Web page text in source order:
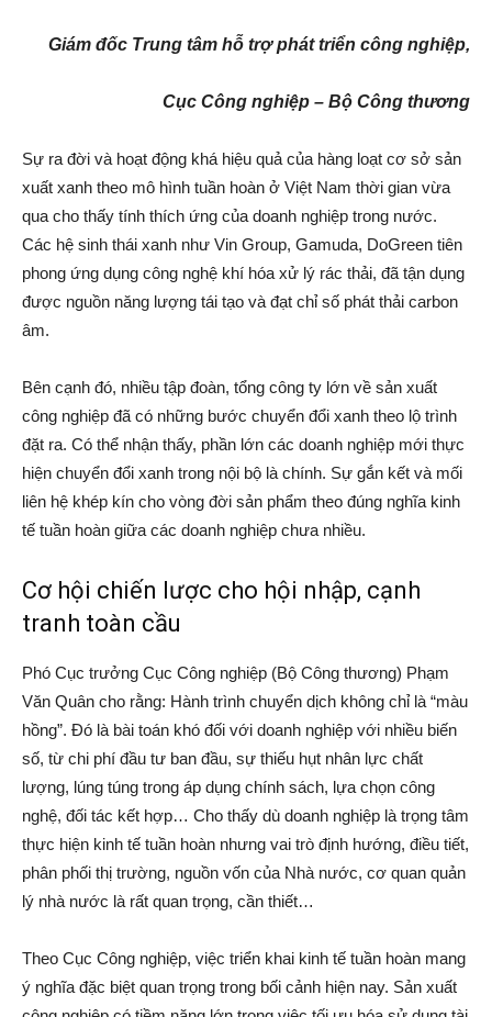
Giám đốc Trung tâm hỗ trợ phát triển công nghiệp,
Cục Công nghiệp – Bộ Công thương
Sự ra đời và hoạt động khá hiệu quả của hàng loạt cơ sở sản
xuất xanh theo mô hình tuần hoàn ở Việt Nam thời gian vừa
qua cho thấy tính thích ứng của doanh nghiệp trong nước.
Các hệ sinh thái xanh như Vin Group, Gamuda, DoGreen tiên
phong ứng dụng công nghệ khí hóa xử lý rác thải, đã tận dụng
được nguồn năng lượng tái tạo và đạt chỉ số phát thải carbon
âm.
Bên cạnh đó, nhiều tập đoàn, tổng công ty lớn về sản xuất
công nghiệp đã có những bước chuyển đổi xanh theo lộ trình
đặt ra. Có thể nhận thấy, phần lớn các doanh nghiệp mới thực
hiện chuyển đổi xanh trong nội bộ là chính. Sự gắn kết và mối
liên hệ khép kín cho vòng đời sản phẩm theo đúng nghĩa kinh
tế tuần hoàn giữa các doanh nghiệp chưa nhiều.
Cơ hội chiến lược cho hội nhập, cạnh
tranh toàn cầu
Phó Cục trưởng Cục Công nghiệp (Bộ Công thương) Phạm
Văn Quân cho rằng: Hành trình chuyển dịch không chỉ là “màu
hồng”. Đó là bài toán khó đối với doanh nghiệp với nhiều biến
số, từ chi phí đầu tư ban đầu, sự thiếu hụt nhân lực chất
lượng, lúng túng trong áp dụng chính sách, lựa chọn công
nghệ, đối tác kết hợp… Cho thấy dù doanh nghiệp là trọng tâm
thực hiện kinh tế tuần hoàn nhưng vai trò định hướng, điều tiết,
phân phối thị trường, nguồn vốn của Nhà nước, cơ quan quản
lý nhà nước là rất quan trọng, cần thiết…
Theo Cục Công nghiệp, việc triển khai kinh tế tuần hoàn mang
ý nghĩa đặc biệt quan trọng trong bối cảnh hiện nay. Sản xuất